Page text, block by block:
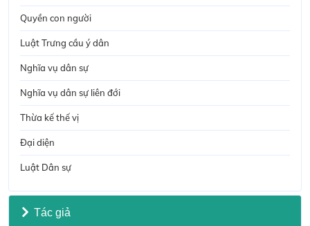
Quyền con người
Luật Trưng cầu ý dân
Nghĩa vụ dân sự
Nghĩa vụ dân sự liên đới
Thừa kế thế vị
Đại diện
Luật Dân sự
Tác giả